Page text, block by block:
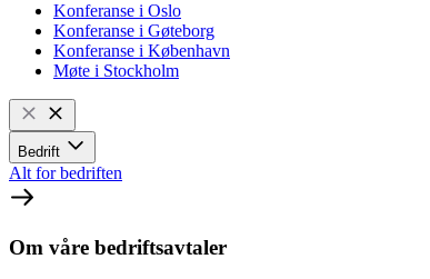
Konferanse i Oslo
Konferanse i Gøteborg
Konferanse i København
Møte i Stockholm
Bedrift
Alt for bedriften
Om våre bedriftsavtaler